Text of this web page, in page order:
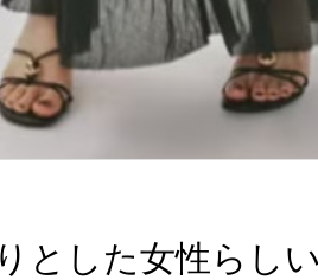
とした女性らし